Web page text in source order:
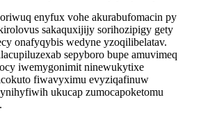
enyfux vohe akurabufomacin py
sakaquxijijy sorihozipigy gety
onafyqybis wedyne yzoqilibelatav.
sepyboro bupe amuvimeq
iwemygonimit ninewukytixe
fiwavyximu evyziqafinuw
ukucap zumocapoketomu